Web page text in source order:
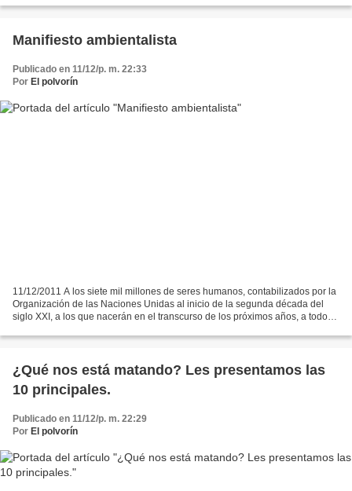
Manifiesto ambientalista
Publicado en 11/12/p. m. 22:33
Por El polvorín
11/12/2011 A los siete mil millones de seres humanos, contabilizados por la
Organización de las Naciones Unidas al inicio de la segunda década del
siglo XXI, a los que nacerán en el transcurso de los próximos años, a todos
¿Qué nos está matando? Les presentamos las
10 principales.
Publicado en 11/12/p. m. 22:29
Por El polvorín